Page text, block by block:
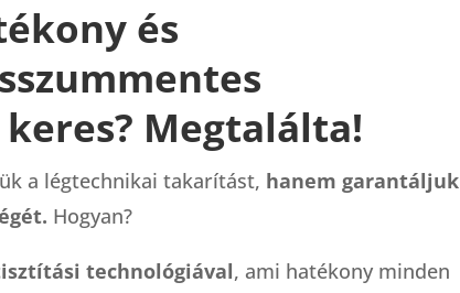
és
Megtalálta!
a légtechnikai takarítást, hanem garantáljuk
Hogyan?
technológiával, ami hatékony minden